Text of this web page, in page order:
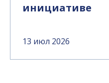
инициативе
13 июл 2026